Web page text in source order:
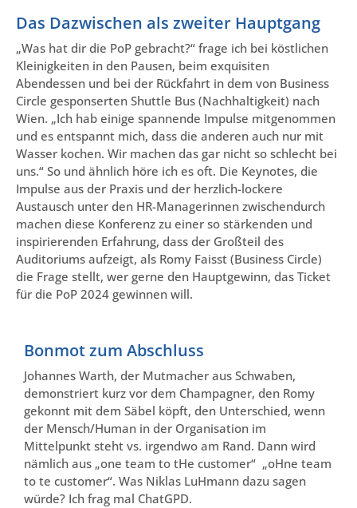
Das Dazwischen als zweiter Hauptgang
„Was hat dir die PoP gebracht?“ frage ich bei köstlichen
Kleinigkeiten in den Pausen, beim exquisiten
Abendessen und bei der Rückfahrt in dem von Business
Circle gesponserten Shuttle Bus (Nachhaltigkeit) nach
Wien. „Ich hab einige spannende Impulse mitgenommen
und es entspannt mich, dass die anderen auch nur mit
Wasser kochen. Wir machen das gar nicht so schlecht bei
uns.“ So und ähnlich höre ich es oft. Die Keynotes, die
Impulse aus der Praxis und der herzlich-lockere
Austausch unter den HR-Managerinnen zwischendurch
machen diese Konferenz zu einer so stärkenden und
inspirierenden Erfahrung, dass der Großteil des
Auditoriums aufzeigt, als Romy Faisst (Business Circle)
die Frage stellt, wer gerne den Hauptgewinn, das Ticket
für die PoP 2024 gewinnen will.
Bonmot zum Abschluss
Johannes Warth, der Mutmacher aus Schwaben,
demonstriert kurz vor dem Champagner, den Romy
gekonnt mit dem Säbel köpft, den Unterschied, wenn
der Mensch/Human in der Organisation im
Mittelpunkt steht vs. irgendwo am Rand. Dann wird
nämlich aus „one team to tHe customer“ „oHne team
to te customer“. Was Niklas LuHmann dazu sagen
würde? Ich frag mal ChatGPD.